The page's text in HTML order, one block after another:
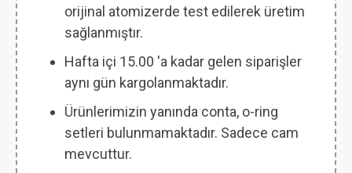
orijinal atomizerde test edilerek üretim
sağlanmıştır.
Hafta içi 15.00 'a kadar gelen siparişler
aynı gün kargolanmaktadır.
Ürünlerimizin yanında conta, o-ring
setleri bulunmamaktadır. Sadece cam
mevcuttur.